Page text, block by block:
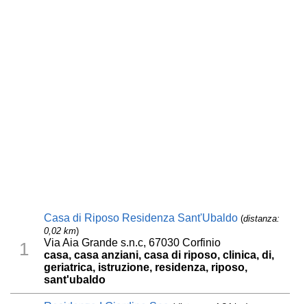
1
Casa di Riposo Residenza Sant'Ubaldo (distanza:
0,02 km)
Via Aia Grande s.n.c, 67030 Corfinio
casa, casa anziani, casa di riposo, clinica, di,
geriatrica, istruzione, residenza, riposo,
sant'ubaldo